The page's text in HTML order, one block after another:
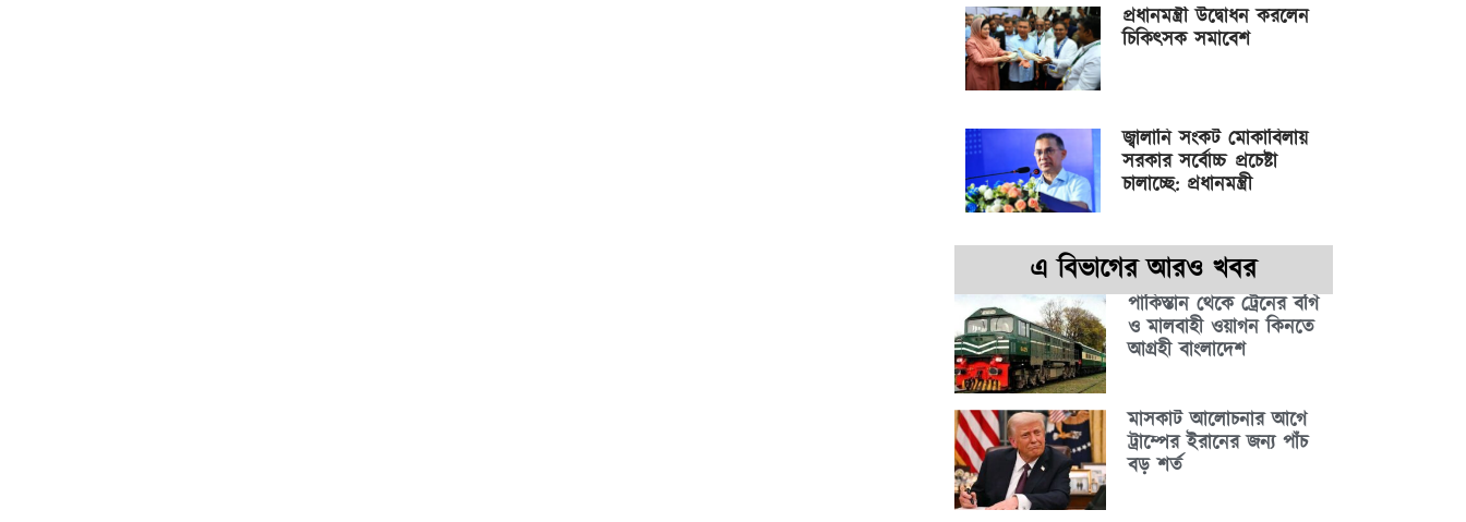
প্রধানমন্ত্রী উদ্বোধন করলেন
চিকিৎসক সমাবেশ
জ্বালানি সংকট মোকাবিলায়
সরকার সর্বোচ্চ প্রচেষ্টা
চালাচ্ছে: প্রধানমন্ত্রী
এ বিভাগের আরও খবর
পাকিস্তান থেকে ট্রেনের বগি
ও মালবাহী ওয়াগন কিনতে
আগ্রহী বাংলাদেশ
মাসকাট আলোচনার আগে
ট্রাম্পের ইরানের জন্য পাঁচ
বড় শর্ত